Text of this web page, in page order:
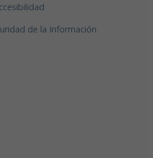
de la Información